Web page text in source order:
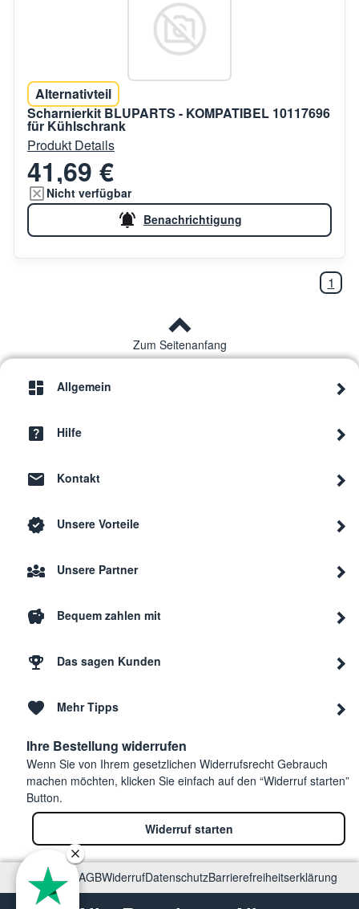
Alternativteil
Scharnierkit BLUPARTS - KOMPATIBEL 10117696
für Kühlschrank
Produkt Details
41,69 €
Nicht verfügbar
Benachrichtigung
1
Zum Seitenanfang
Allgemein
Hilfe
Kontakt
Unsere Vorteile
Unsere Partner
Bequem zahlen mit
Das sagen Kunden
Mehr Tipps
Ihre Bestellung widerrufen
Wenn Sie von Ihrem gesetzlichen Widerrufsrecht Gebrauch
machen möchten, klicken Sie einfach auf den “Widerruf starten”
Button.
Widerruf starten
ImpressumAGBWiderrufDatenschutzBarrierefreiheitserklärung